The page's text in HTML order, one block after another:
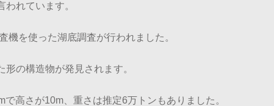
れています。
機を使った湖底調査が行われました。
の構造物が発見されます。
高さが10m、重さは推定6万トンもありました。